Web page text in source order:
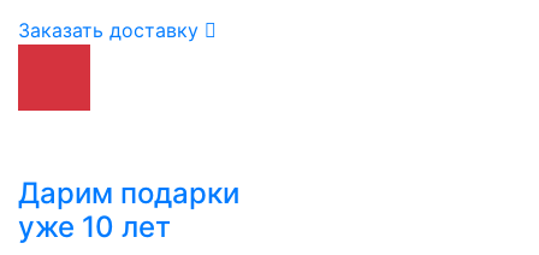
Заказать доставку
Дарим подарки
уже 10 лет